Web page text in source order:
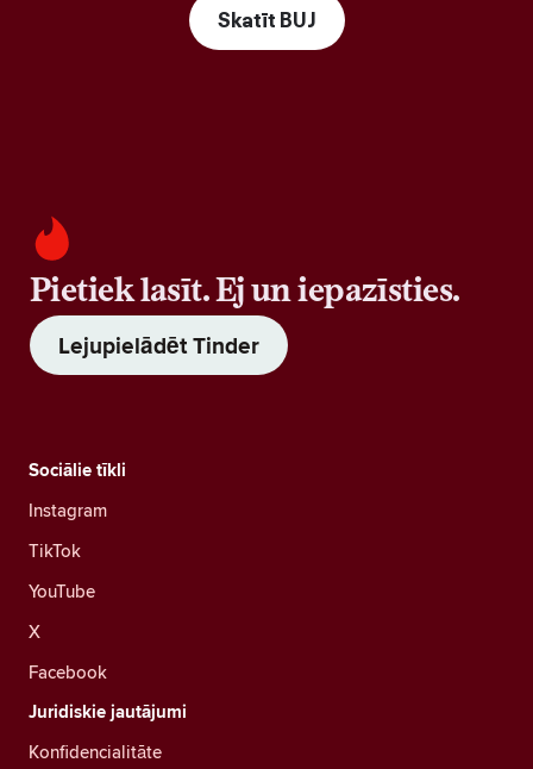
Skatīt BUJ
Pietiek lasīt. Ej un iepazīsties.
Lejupielādēt Tinder
Sociālie tīkli
Instagram
TikTok
YouTube
X
Facebook
Juridiskie jautājumi
Konfidencialitāte